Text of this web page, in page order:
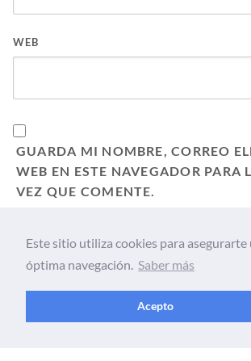
WEB
GUARDA MI NOMBRE, CORREO
WEB EN ESTE NAVEGADOR PARA
VEZ QUE COMENTE.
Este sitio utiliza cookies para asegurarte
óptima navegación. Saber más
Acepto